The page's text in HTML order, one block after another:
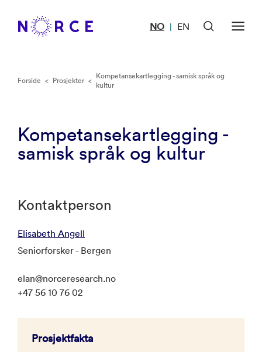
NO | EN
Forside < Prosjekter < Kompetansekartlegging - samisk språk og
kultur
Kompetansekartlegging -
samisk språk og kultur
Kontaktperson
Elisabeth Angell
Seniorforsker - Bergen
elan@norceresearch.no
+47 56 10 76 02
Prosjektfakta